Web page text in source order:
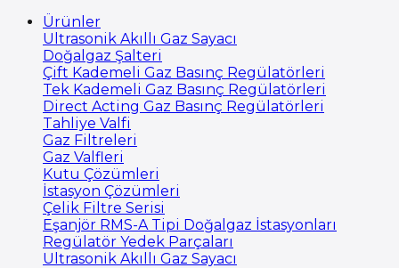
Ürünler
Ultrasonik Akıllı Gaz Sayacı
Doğalgaz Şalteri
Çift Kademeli Gaz Basınç Regülatörleri
Tek Kademeli Gaz Basınç Regülatörleri
Direct Acting Gaz Basınç Regülatörleri
Tahliye Valfi
Gaz Filtreleri
Gaz Valfleri
Kutu Çözümleri
İstasyon Çözümleri
Çelik Filtre Serisi
Eşanjör RMS-A Tipi Doğalgaz İstasyonları
Regülatör Yedek Parçaları
Ultrasonik Akıllı Gaz Sayacı